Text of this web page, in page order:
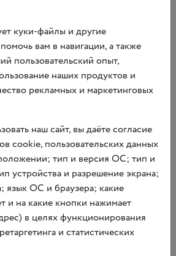
the Habit
Want To Miss a Thing
известный российский пианист-
Консерватории,
конкурсов, участник
радио и телепередач
60 минут
куки-файлы и другие
вам в навигации, а также
пользовательский опыт,
наших продуктов и
рекламных и маркетинговых
наш сайт, вы даёте согласие
cookie, пользовательских данных
тип и версия ОС; тип и
устройства и разрешение экрана;
язык ОС и браузера; какие
и на какие кнопки нажимает
в целях функционирования
и статистических